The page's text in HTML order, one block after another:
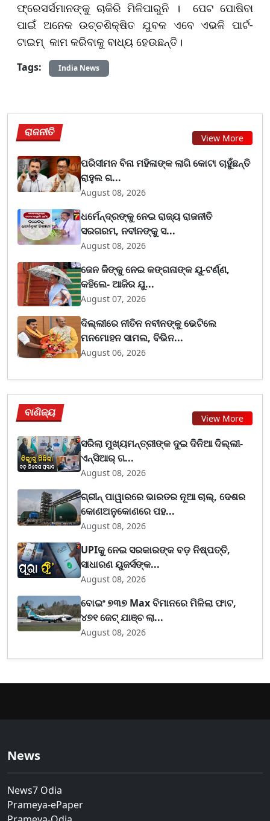
ଫ୍ରେସର୍ସମାନଙ୍କୁ ଚାକିରି ମିଳିପାରୁନି । ପେଟ ପୋଷିବା
ପାଇଁ ଅନେକ ଉଚ୍ଚଶିକ୍ଷିତ ଯୁବକ ଏବେ ଏଭଳି ପାର୍ଟ-
ଟାଇମ୍ କାମ କରିବାକୁ ବାଧ୍ୟ ହେଉଛନ୍ତି।
Tags: India News
ରାଜନୀତି View More
ପରିସୀମନ ବିନା ମହିଳାଙ୍କ ଲାଗି କୋଟା ଚାହୁଁଛନ୍ତି
ରାହୁଲ ଗ...
August 08, 2026
ଧର୍ମେନ୍ଦ୍ରଙ୍କୁ ନେଇ ରାଜ୍ୟ ରାଜନୀତି
ସରଗରମ, ନବୀନଙ୍କୁ ସ...
August 08, 2026
ଜେନ ଜିଙ୍କୁ ନେଇ କଙ୍ଗନାଙ୍କ ୟୁ-ଟର୍ଣ୍ଣ,
କହିଲେ- ଆଜିର ଯୁ...
August 07, 2026
ଦିଲ୍ଲୀରେ ନୀତିନ ନବୀନଙ୍କୁ ଭେଟିଲେ
ମନମୋହନ ସାମଲ, ବିଭିନ...
August 06, 2026
ବାଣିଜ୍ୟ View More
ସରିଲା ମୁଖ୍ୟମନ୍ତ୍ରୀଙ୍କ ଦୁଇ ଦିନିଆ ଦିଲ୍ଲୀ-
ଏନ୍‌ସିଆର୍ ଗ...
August 08, 2026
ଗ୍ରୀନ୍ ପାୱାରରେ ଭାରତର ନୂଆ ଚାଲ୍, ଦେଶର
କୋଣଅନୁକୋଣରେ ପହ...
August 08, 2026
UPIକୁ ନେଇ ସରକାରଙ୍କ ବଡ଼ ନିଷ୍ପତ୍ତି,
ସାଧାରଣ ୟୁଜର୍ସଙ୍କ...
August 08, 2026
ବୋଇଂ ୭୩୭ Max ବିମାନରେ ମିଳିଲା ଫାଟ,
୪୭୧ ଜେଟ୍ ଯାଞ୍ଚ ଲା...
August 08, 2026
News
News7 Odia
Prameya-ePaper